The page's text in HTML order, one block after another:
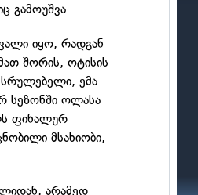
გამოუშვა.
იყო, რადგან
შორის, ოტისის
ემა
სეზონში ოლასა
ფინალურ
მსახიობი,
არამედ